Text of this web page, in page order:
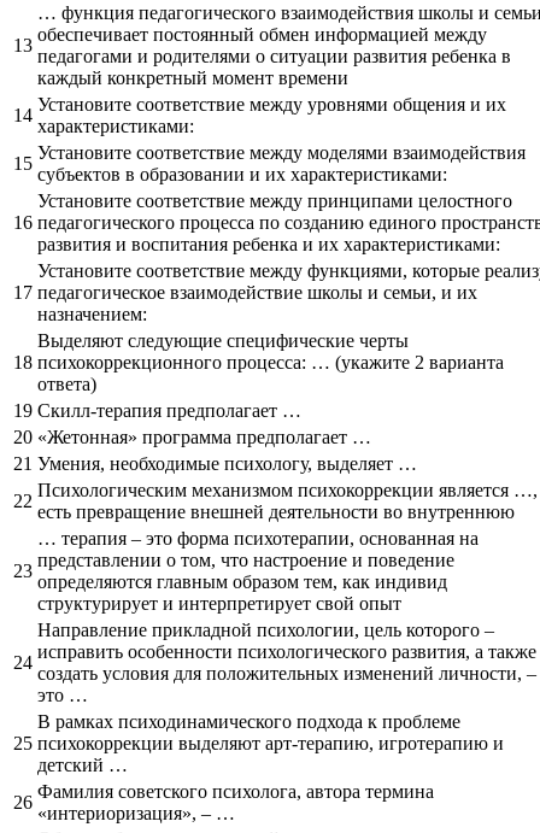
13
… функция педагогического взаимодействия школы и
обеспечивает постоянный обмен информацией между
педагогами и родителями о ситуации развития ребенка в
каждый конкретный момент времени
14
Установите соответствие между уровнями общения и их
характеристиками:
15
Установите соответствие между моделями взаимодействия
субъектов в образовании и их характеристиками:
16
Установите соответствие между принципами целостного
педагогического процесса по созданию единого
развития и воспитания ребенка и их характеристиками:
17
Установите соответствие между функциями, которые
педагогическое взаимодействие школы и семьи, и их
назначением:
18
Выделяют следующие специфические черты
психокоррекционного процесса: … (укажите 2 варианта
ответа)
19 Скилл-терапия предполагает …
20 «Жетонная» программа предполагает …
21 Умения, необходимые психологу, выделяет …
22
Психологическим механизмом психокоррекции является …,
есть превращение внешней деятельности во внутреннюю
23
… терапия – это форма психотерапии, основанная на
представлении о том, что настроение и поведение
определяются главным образом тем, как индивид
структурирует и интерпретирует свой опыт
24
Направление прикладной психологии, цель которого –
исправить особенности психологического развития, а также
создать условия для положительных изменений личности, –
это …
25
В рамках психодинамического подхода к проблеме
психокоррекции выделяют арт-терапию, игротерапию и
детский …
26
Фамилия советского психолога, автора термина
«интериоризация», – …